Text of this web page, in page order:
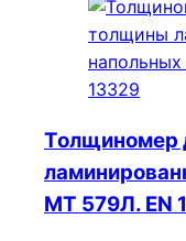
Толщиномер
МТ 579Л. EN